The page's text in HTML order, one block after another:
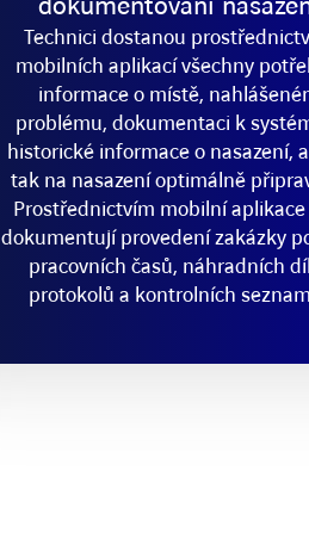
dokumentování
Technici dostanou
mobilních aplikací všechny
informace o místě,
problému, dokumentaci k
historické informace o nasazení,
tak na nasazení optimálně
Prostřednictvím mobilní
dokumentují provedení zakázky
pracovních časů, náhradních
protokolů a kontrolních